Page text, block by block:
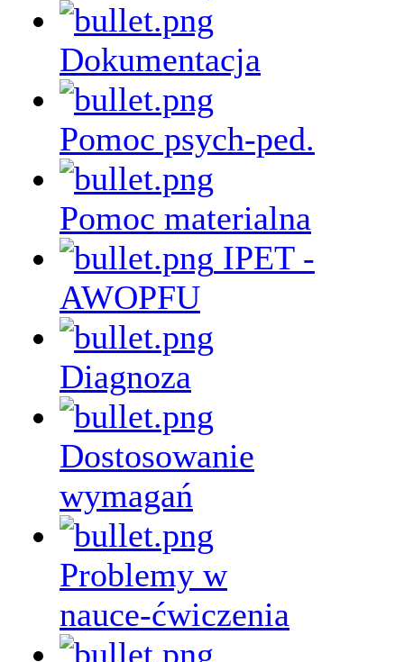
Dokumentacja
Pomoc psych-ped.
Pomoc materialna
IPET -
AWOPFU
Diagnoza
Dostosowanie
wymagań
Problemy w
nauce-ćwiczenia